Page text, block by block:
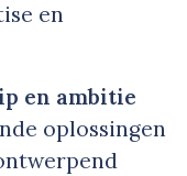
en
en ambitie
oplossingen